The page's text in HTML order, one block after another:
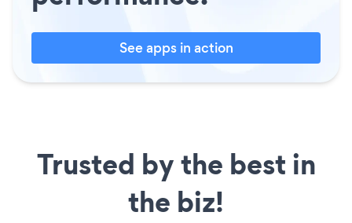
See apps in action
Trusted by the best in
the biz!